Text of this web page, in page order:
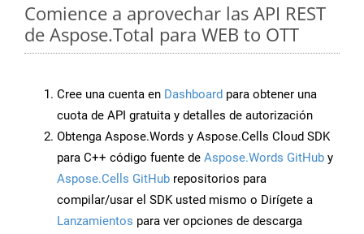
Comience a aprovechar las API REST
de Aspose.Total para WEB to OTT
Cree una cuenta en Dashboard para obtener una
cuota de API gratuita y detalles de autorización
Obtenga Aspose.Words y Aspose.Cells Cloud SDK
para C++ código fuente de Aspose.Words GitHub y
Aspose.Cells GitHub repositorios para
compilar/usar el SDK usted mismo o Dirígete a
Lanzamientos para ver opciones de descarga